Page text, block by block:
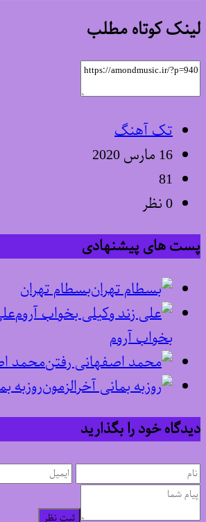
لینک کوتاه مطلب
تک آهنگ
16 مارس 2020
81
0 نظر
پست های پیشنهادی
بسطام تهران
بخواب آروم
محمد
روزبه
دیدگاه خود را بگذارید
ثبت نظر